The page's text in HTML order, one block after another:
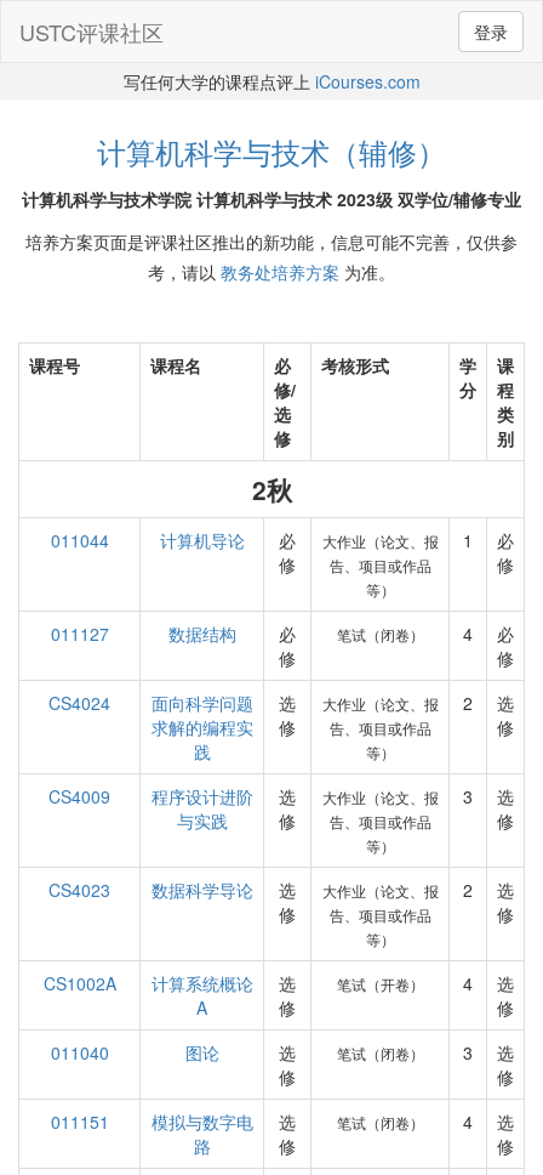
登录
USTC评课社区
写任何大学的课程点评上 iCourses.com
计算机科学与技术（辅修）
计算机科学与技术学院 计算机科学与技术 2023级 双学位/辅修专业
培养方案页面是评课社区推出的新功能，信息可能不完善，仅供参
考，请以 教务处培养方案 为准。
课程号 课程名
必
修/
选
修
考核形式
学
分
课
程
类
别
2秋
011044 计算机导论
必
修
大作业（论文、报
告、项目或作品
等）
1
必
修
011127 数据结构
必
修
笔试（闭卷） 4
必
修
CS4024
面向科学问题
求解的编程实
践
选
修
大作业（论文、报
告、项目或作品
等）
2
选
修
CS4009
程序设计进阶
与实践
选
修
大作业（论文、报
告、项目或作品
等）
3
选
修
CS4023 数据科学导论
选
修
大作业（论文、报
告、项目或作品
等）
2
选
修
CS1002A
计算系统概论
A
选
修
笔试（开卷） 4
选
修
011040
图论
选
修
笔试（闭卷） 3
选
修
011151
模拟与数字电
路
选
修
笔试（闭卷） 4
选
修